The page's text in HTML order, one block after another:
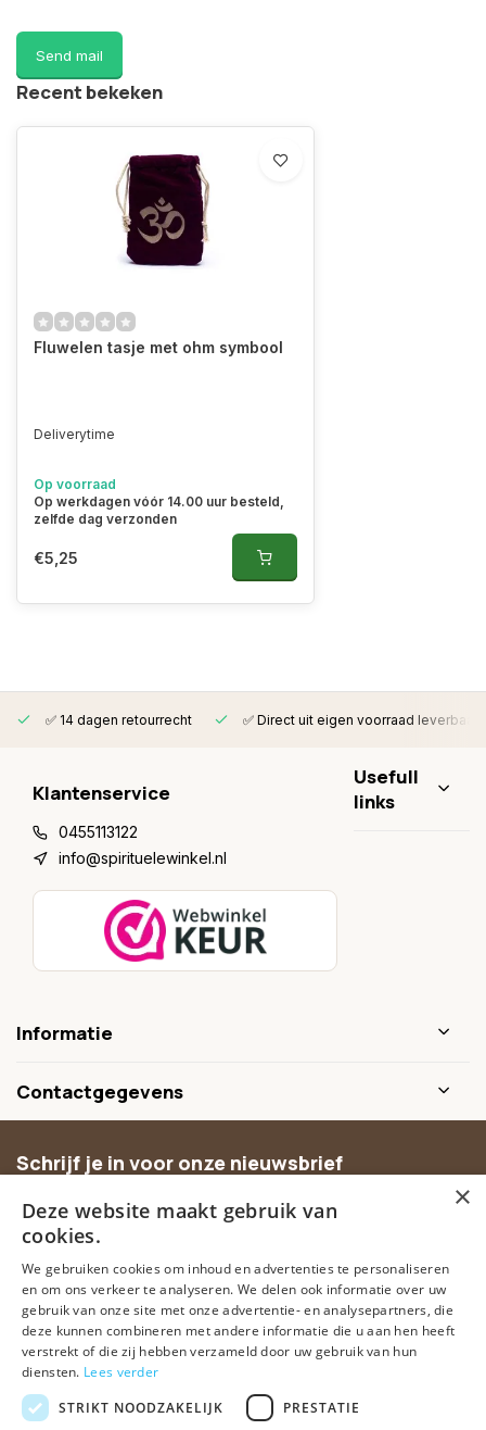
Send mail
Recent bekeken
Fluwelen tasje met ohm symbool
Deliverytime
Op voorraad
Op werkdagen vóór 14.00 uur besteld,
zelfde dag verzonden
€5,25
✅ 14 dagen retourrecht ✅ Direct uit eigen voorraad leverbaar
Klantenservice
0455113122
info@spirituelewinkel.nl
Usefull
links
Informatie
Contactgegevens
Schrijf je in voor onze nieuwsbrief
aanbiedingen.
Abonneer
×
Deze website maakt gebruik van
cookies.
We gebruiken cookies om inhoud en advertenties te personaliseren
en om ons verkeer te analyseren. We delen ook informatie over uw
gebruik van onze site met onze advertentie- en analysepartners, die
deze kunnen combineren met andere informatie die u aan hen heeft
verstrekt of die zij hebben verzameld door uw gebruik van hun
diensten. Lees verder
STRIKT NOODZAKELIJK
PRESTATIE